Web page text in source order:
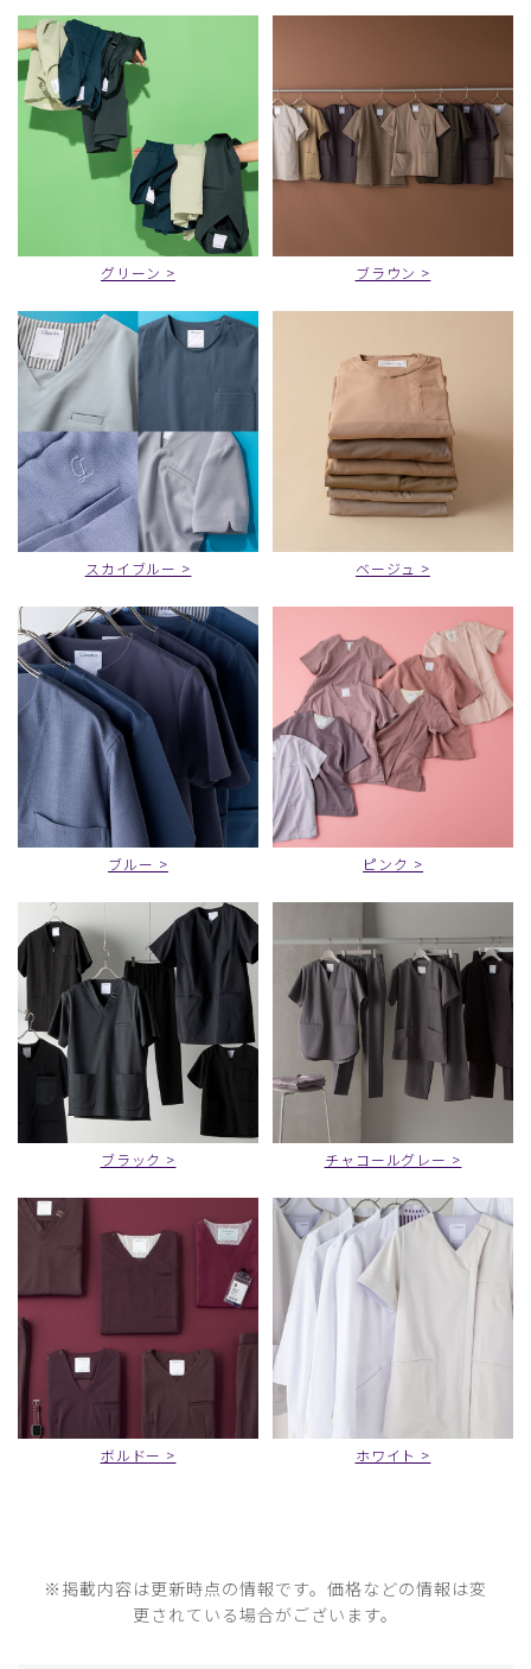
グリーン > ブラウン >
スカイブルー > ベージュ >
ブルー > ピンク >
ブラック > チャコールグレー >
ボルドー > ホワイト >
※掲載内容は更新時点の情報です。価格などの情報は変
更されている場合がございます。